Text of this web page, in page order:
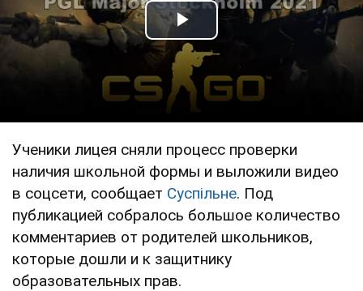
Play Video
Ученики лицея сняли процесс проверки
наличия школьной формы и выложили видео
в соцсети, сообщает Суспільне. Под
публикацией собралось большое количество
комментариев от родителей школьников,
которые дошли и к защитнику
образовательных прав.